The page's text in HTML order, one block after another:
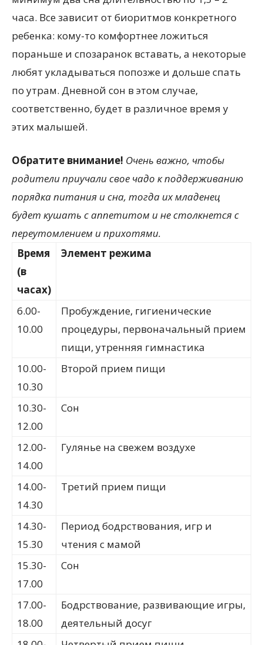
часа. Все зависит от биоритмов конкретного
ребенка: кому-то комфортнее ложиться
пораньше и спозаранок вставать, а некоторые
любят укладываться попозже и дольше спать
по утрам. Дневной сон в этом случае,
соответственно, будет в различное время у
этих малышей.
Обратите внимание! Очень важно, чтобы
родители приучали свое чадо к поддерживанию
порядка питания и сна, тогда их младенец
будет кушать с аппетитом и не столкнется с
переутомлением и прихотями.
Время
(в
часах)
Элемент режима
6.00-
10.00
Пробуждение, гигиенические
процедуры, первоначальный прием
пищи, утренняя гимнастика
10.00-
10.30
Второй прием пищи
10.30-
12.00
Сон
12.00-
14.00
Гулянье на свежем воздухе
14.00-
14.30
Третий прием пищи
14.30-
15.30
Период бодрствования, игр и
чтения с мамой
15.30-
17.00
Сон
17.00-
18.00
Бодрствование, развивающие игры,
деятельный досуг